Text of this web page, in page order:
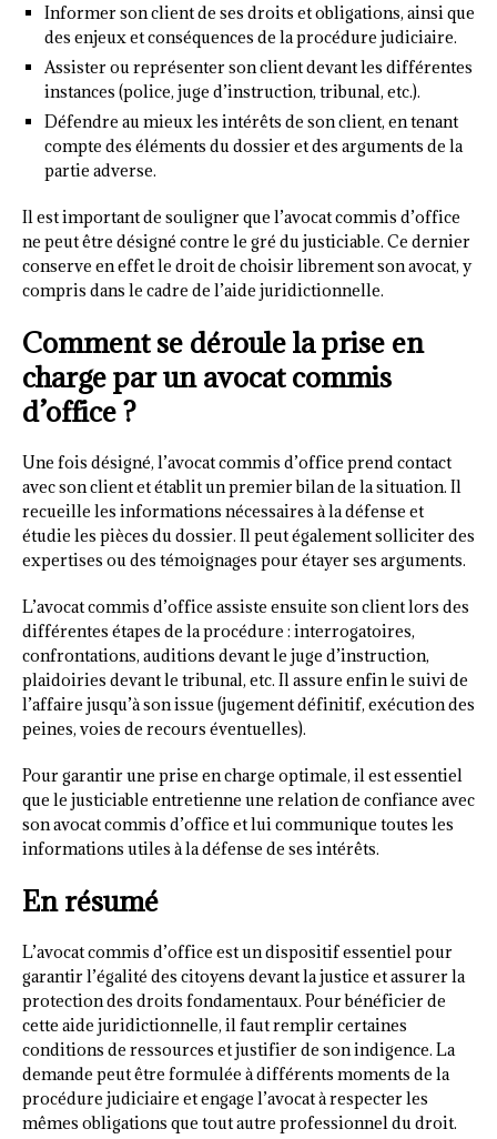
Informer son client de ses droits et obligations, ainsi que
des enjeux et conséquences de la procédure judiciaire.
Assister ou représenter son client devant les différentes
instances (police, juge d’instruction, tribunal, etc.).
Défendre au mieux les intérêts de son client, en tenant
compte des éléments du dossier et des arguments de la
partie adverse.
Il est important de souligner que l’avocat commis d’office
ne peut être désigné contre le gré du justiciable. Ce dernier
conserve en effet le droit de choisir librement son avocat, y
compris dans le cadre de l’aide juridictionnelle.
Comment se déroule la prise en
charge par un avocat commis
d’office ?
Une fois désigné, l’avocat commis d’office prend contact
avec son client et établit un premier bilan de la situation. Il
recueille les informations nécessaires à la défense et
étudie les pièces du dossier. Il peut également solliciter des
expertises ou des témoignages pour étayer ses arguments.
L’avocat commis d’office assiste ensuite son client lors des
différentes étapes de la procédure : interrogatoires,
confrontations, auditions devant le juge d’instruction,
plaidoiries devant le tribunal, etc. Il assure enfin le suivi de
l’affaire jusqu’à son issue (jugement définitif, exécution des
peines, voies de recours éventuelles).
Pour garantir une prise en charge optimale, il est essentiel
que le justiciable entretienne une relation de confiance avec
son avocat commis d’office et lui communique toutes les
informations utiles à la défense de ses intérêts.
En résumé
L’avocat commis d’office est un dispositif essentiel pour
garantir l’égalité des citoyens devant la justice et assurer la
protection des droits fondamentaux. Pour bénéficier de
cette aide juridictionnelle, il faut remplir certaines
conditions de ressources et justifier de son indigence. La
demande peut être formulée à différents moments de la
procédure judiciaire et engage l’avocat à respecter les
mêmes obligations que tout autre professionnel du droit.